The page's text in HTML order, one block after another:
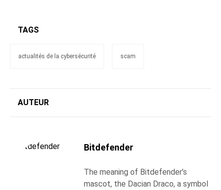
TAGS
actualités de la cybersécurité scam
AUTEUR
Bitdefender
The meaning of Bitdefender’s
mascot, the Dacian Draco, a symbol